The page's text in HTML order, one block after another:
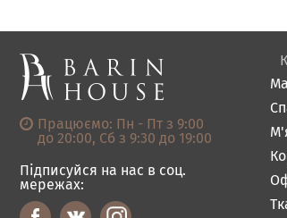
Працюємо: Пн - Пт з 9:00
до 20:00, Сб з 9:30 до 19:00
Підписуйся на нас в соц.
мережах: